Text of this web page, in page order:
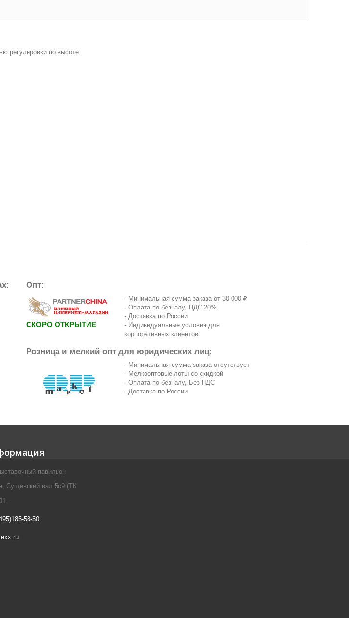
регулировки по высоте
Опт:
СКОРО ОТКРЫТИЕ
- Минимальная сумма заказа от 30 000 ₽
- Оплата по безналу, НДС 20%
- Доставка по России
- Индивидуальные условия для
корпоративных клиентов
Розница и мелкий опт для юридических лиц:
- Минимальная сумма заказа отсутствует
- Мелкооптовые лоты со скидкой
- Оплата по безналу, Без НДС
- Доставка по России
павильон
Сущевский вал 5с9 (ТК
58-50